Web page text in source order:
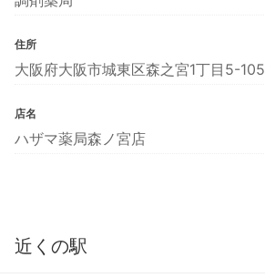
住所
大阪府大阪市城東区森之宮1丁目5-105
店名
ハザマ薬局森ノ宮店
近くの駅